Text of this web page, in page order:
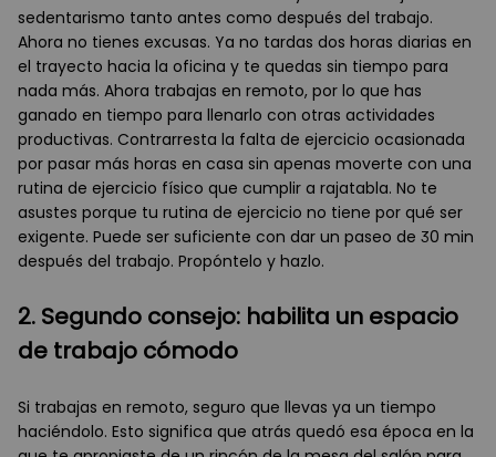
sedentarismo tanto antes como después del trabajo.
Ahora no tienes excusas. Ya no tardas dos horas diarias en
el trayecto hacia la oficina y te quedas sin tiempo para
nada más. Ahora trabajas en remoto, por lo que has
ganado en tiempo para llenarlo con otras actividades
productivas. Contrarresta la falta de ejercicio ocasionada
por pasar más horas en casa sin apenas moverte con una
rutina de ejercicio físico que cumplir a rajatabla. No te
asustes porque tu rutina de ejercicio no tiene por qué ser
exigente. Puede ser suficiente con dar un paseo de 30 min
después del trabajo. Propóntelo y hazlo.
2. Segundo consejo: habilita un espacio
de trabajo cómodo
Si trabajas en remoto, seguro que llevas ya un tiempo
haciéndolo. Esto significa que atrás quedó esa época en la